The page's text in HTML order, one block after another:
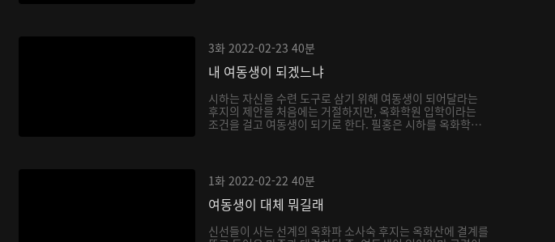
3화 2022-02-23 40분
내 여동생이 되겠느냐
시하는 자신을 수련 도구로 삼기 위해 여동생이 되어달라는
후지의 제안을 처음에는 거절하지만, 옥화학원 입학이라는
조건을 걸고 여동생이 되기로 한다. 필홍은 시하를 옥화학
1화 2022-02-22 40분
여동생이 대체 뭐길래
신선들이 사는 선계의 옥화파 소사숙 후지는 옥화산에 결계를